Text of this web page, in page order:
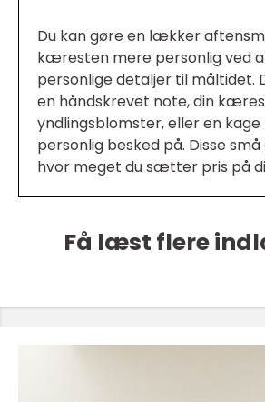
Du kan gøre en lækker
kæresten mere personlig ved
personlige detaljer til måltidet.
en håndskrevet note, din
yndlingsblomster, eller en kage
personlig besked på. Disse små
hvor meget du sætter pris på
Få læst flere